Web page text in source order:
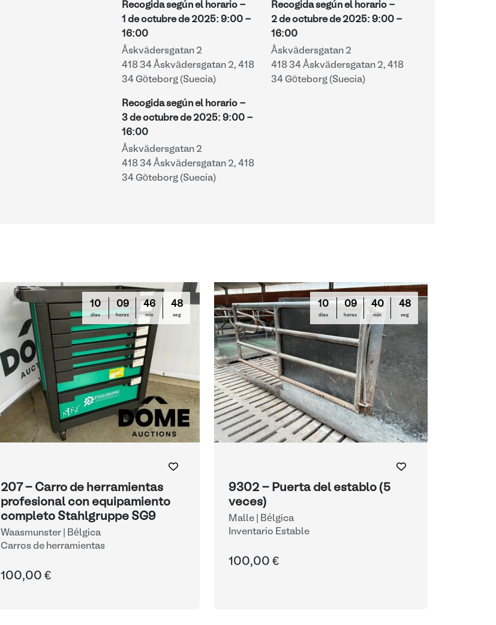
Recogida según el horario -
1 de octubre de 2025: 9:00 -
16:00
Åskvädersgatan 2
418 34 Åskvädersgatan 2, 418
34 Göteborg (Suecia)
Recogida según el horario -
2 de octubre de 2025: 9:00 -
16:00
Åskvädersgatan 2
418 34 Åskvädersgatan 2, 418
34 Göteborg (Suecia)
Recogida según el horario -
3 de octubre de 2025: 9:00 -
16:00
Åskvädersgatan 2
418 34 Åskvädersgatan 2, 418
34 Göteborg (Suecia)
10
días
09
horas
46
min
47
seg
207 - Carro de herramientas
profesional con equipamiento
completo Stahlgruppe SG9
Waasmunster | Bélgica
Carros de herramientas
100,00 €
10
días
09
horas
40
min
47
seg
9302 - Puerta del establo (5
veces)
Malle | Bélgica
Inventario Estable
100,00 €